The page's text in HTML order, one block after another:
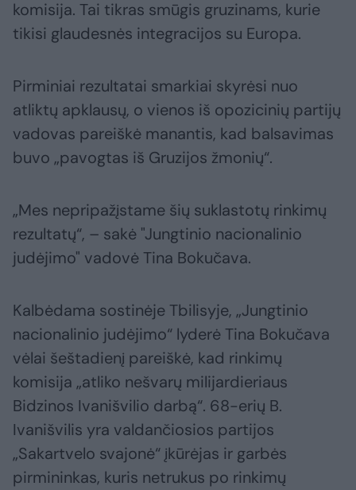
komisija. Tai tikras smūgis gruzinams, kurie
tikisi glaudesnės integracijos su Europa.
Pirminiai rezultatai smarkiai skyrėsi nuo
atliktų apklausų, o vienos iš opozicinių partijų
vadovas pareiškė manantis, kad balsavimas
buvo „pavogtas iš Gruzijos žmonių“.
„Mes nepripažįstame šių suklastotų rinkimų
rezultatų“, – sakė "Jungtinio nacionalinio
judėjimo" vadovė Tina Bokučava.
Kalbėdama sostinėje Tbilisyje, „Jungtinio
nacionalinio judėjimo“ lyderė Tina Bokučava
vėlai šeštadienį pareiškė, kad rinkimų
komisija „atliko nešvarų milijardieriaus
Bidzinos Ivanišvilio darbą“. 68-erių B.
Ivanišvilis yra valdančiosios partijos
„Sakartvelo svajonė“ įkūrėjas ir garbės
pirmininkas, kuris netrukus po rinkimų